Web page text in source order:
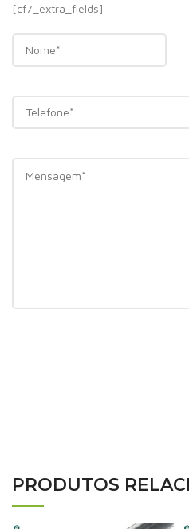
[cf7_extra_fields]
PRODUTOS